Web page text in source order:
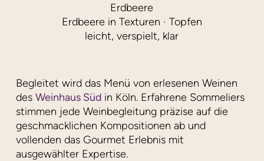
Erdbeere
Erdbeere in Texturen · Topfen
leicht, verspielt, klar
Begleitet wird das Menü von erlesenen Weinen
des Weinhaus Süd in Köln. Erfahrene Sommeliers
stimmen jede Weinbegleitung präzise auf die
geschmacklichen Kompositionen ab und
vollenden das Gourmet Erlebnis mit
ausgewählter Expertise.